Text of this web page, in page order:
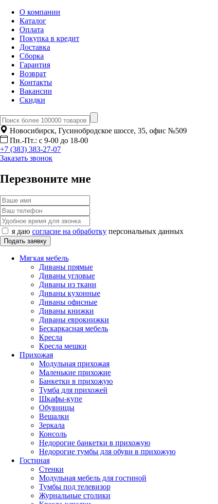
О компании
Каталог
Оплата
Покупка в кредит
Доставка
Сборка
Гарантия
Возврат
Контакты
Вакансии
Скидки
Новосибирск, Гусинобродское шоссе, 35, офис №509
Пн.-Пт.: с 9-00 до 18-00
+7 (383) 383-27-07
Заказать звонок
Перезвоните мне
я даю согласие на обработку персональных данных
Мягкая мебель
Диваны прямые
Диваны угловые
Диваны из ткани
Диваны кухонные
Диваны офисные
Диваны книжки
Диваны еврокнижки
Бескаркасная мебель
Кресла
Кресла мешки
Прихожая
Модульная прихожая
Маленькие прихожие
Банкетки в прихожую
Тумба для прихожей
Шкафы-купе
Обувницы
Вешалки
Зеркала
Консоль
Недорогие банкетки в прихожую
Недорогие тумбы для обуви в прихожую
Гостиная
Стенки
Модульная мебель для гостиной
Тумбы под телевизор
Журнальные столики